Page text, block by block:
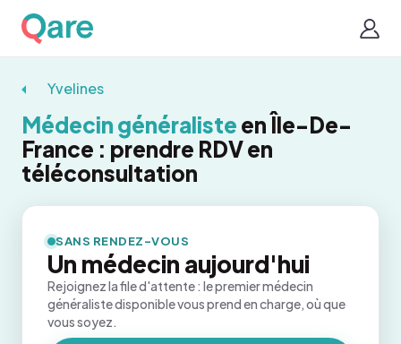
Yvelines
Médecin généraliste en Île-De-
France : prendre RDV en
téléconsultation
SANS RENDEZ-VOUS
Un médecin aujourd'hui
Rejoignez la file d'attente : le premier médecin
généraliste disponible vous prend en charge, où que
vous soyez.